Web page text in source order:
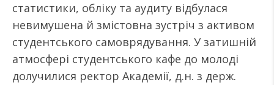
статистики, обліку та аудиту відбулася
невимушена й змістовна зустріч з активом
студентського самоврядування. У затишній
атмосфері студентського кафе до молоді
долучилися ректор Академії, д.н. з держ.